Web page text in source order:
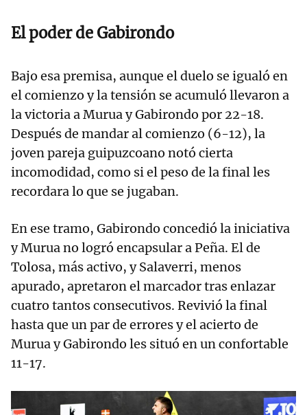
El poder de Gabirondo
Bajo esa premisa, aunque el duelo se igualó en
el comienzo y la tensión se acumuló llevaron a
la victoria a Murua y Gabirondo por 22-18.
Después de mandar al comienzo (6-12), la
joven pareja guipuzcoano notó cierta
incomodidad, como si el peso de la final les
recordara lo que se jugaban.
En ese tramo, Gabirondo concedió la iniciativa
y Murua no logró encapsular a Peña. El de
Tolosa, más activo, y Salaverri, menos
apurado, apretaron el marcador tras enlazar
cuatro tantos consecutivos. Revivió la final
hasta que un par de errores y el acierto de
Murua y Gabirondo les situó en un confortable
11-17.